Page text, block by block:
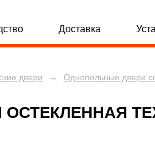
[788] Однопольные глухие
Доставка
двери → Однопольные двери